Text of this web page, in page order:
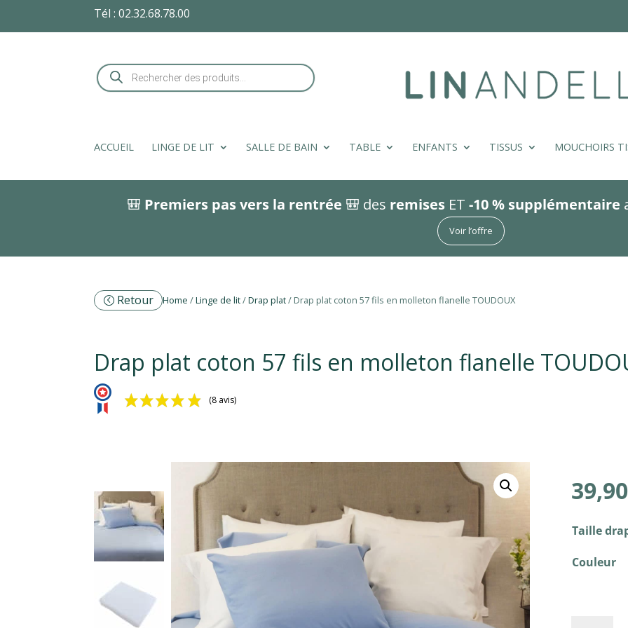
Tél :02.32.68.78.00
Recherche
de
produits
ACCUEIL LINGE DE LIT SALLE DE BAIN TABLE ENFANTS TISSUS MOUCHOIRS
🎒 Premiers pas vers la rentrée 🎒 des remisesET -10 % supplémentaire
Voir l’offre
Retour Home /Linge de lit/Drap plat/ Drap plat coton 57 fils en molleton flanelle TOUDOUX
Drap plat coton 57 fils en molleton flanelle
(8 avis)
39,90
Taille
Couleur